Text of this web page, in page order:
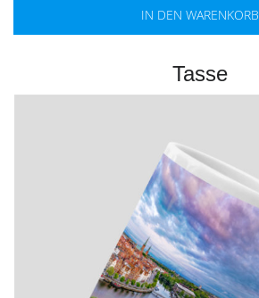
IN DEN WARENKORB
Tasse